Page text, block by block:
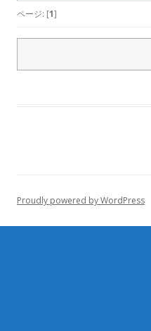
ページ: [1]
Proudly powered by WordPress